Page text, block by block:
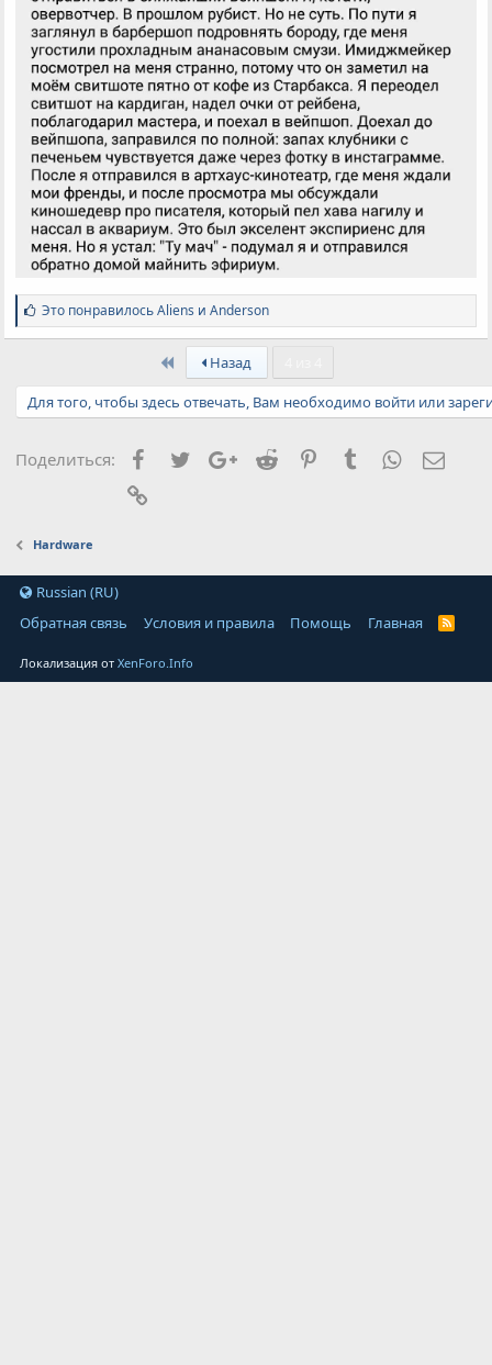
С
и
м
т
и
Это понравилосьAliens иAnderson
First Назад
Для того, чтобы здесь отвечать, Вам необходимо войти или
Поделиться: Facebook
TwitterGoogle+
Reddit PinterestTumblrWhatsApp
Hardware
Russian (RU)
Обратная связь
Условия и правила Помощь Главная
Локализация отXenForo.Info